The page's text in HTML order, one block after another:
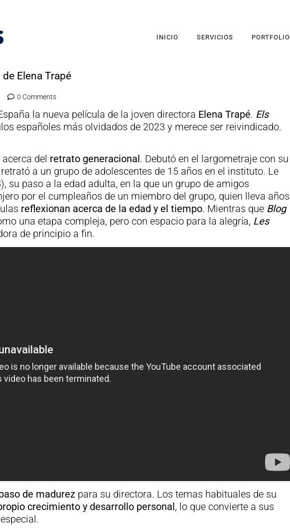
INICIO SERVICIOS PORTFOLIO
Elena Trapé
0 Comments
la nueva película de la joven directora Elena Trapé. Els
españoles más olvidados de 2023 y merece ser reivindicado.
del retrato generacional. Debutó en el largometraje con su
a un grupo de adolescentes de 15 años en el instituto. Le
su paso a la edad adulta, en la que un grupo de amigos
por el cumpleaños de un miembro del grupo, quien lleva años
reflexionan acerca de la edad y el tiempo. Mientras que Blog
una etapa compleja, pero con espacio para la alegría, Les
de principio a fin.
de madurezpara su directora. Los temas habituales de su
crecimiento y desarrollo personal, lo que convierte a sus